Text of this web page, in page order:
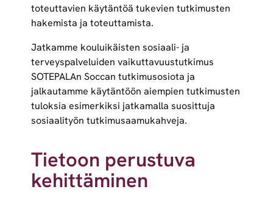
toteuttavien käytäntöä tukevien tutkimusten
hakemista ja toteuttamista.
Jatkamme kouluikäisten sosiaali- ja
terveyspalveluiden vaikuttavuustutkimus
SOTEPALAn Soccan tutkimusosiota ja
jalkautamme käytäntöön aiempien tutkimusten
tuloksia esimerkiksi jatkamalla suosittuja
sosiaalityön tutkimusaamukahveja.
Tietoon perustuva
kehittäminen